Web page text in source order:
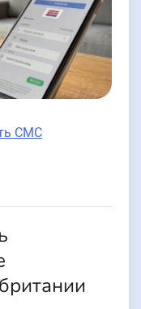
СМС